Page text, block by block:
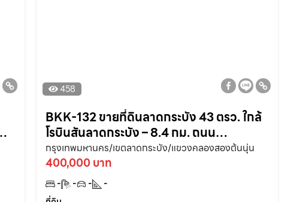
458
BKK-132 ขายที่ดินลาดกระบัง 43 ตรว. ใกล้
โรบินสันลาดกระบัง – 8.4 กม. ถนน
มอเตอร์เวย์ 7 – 1.4 กม กรุงเทพฯ
กรุงเทพมหานคร/เขตลาดกระบัง/แขวงคลองสองต้นนุ่น
400,000 บาท
- - -
-